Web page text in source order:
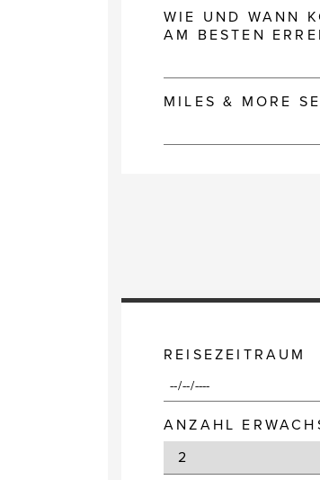
WIE UND WANN
AM BESTEN
MILES & MORE
REISEZEITRAUM
ANZAHL